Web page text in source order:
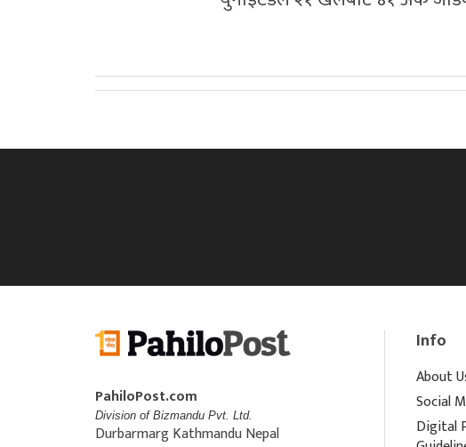
PahiloPost.com
Division of Bizmandu Pvt. Ltd.
Durbarmarg Kathmandu Nepal
Info
About
Social
Digital